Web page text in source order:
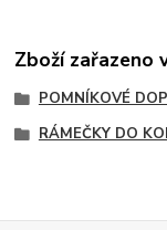
Zboží zařazeno
POMNÍKOVÉ
RÁMEČKY DO